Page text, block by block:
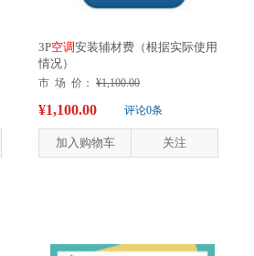
3P空调安装辅材费（根据实际使用
情况）
市 场 价： ¥1,100.00
评论0条
¥1,100.00
加入购物车 关注